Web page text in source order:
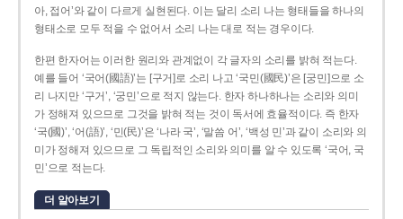
아, 접어’와 같이 다르게 실현된다. 이는 달리 소리 나는 형태들을 하나의
형태소로 모두 적을 수 없어서 소리 나는 대로 적는 경우이다.
한편 한자어는 이러한 원리와 관계없이 각 글자의 소리를 밝혀 적는다.
예를 들어 ‘국어(國語)’는 [구거]로 소리 나고 ‘국민(國民)’은 [궁민]으로 소
리 나지만 ‘구거’, ‘궁민’으로 적지 않는다. 한자 하나하나는 소리와 의미
가 정해져 있으므로 그것을 밝혀 적는 것이 독서에 효율적이다. 즉 한자
‘국(國)’, ‘어(語)’, ‘민(民)’은 ‘나라 국’, ‘말씀 어’, ‘백성 민’과 같이 소리와 의
미가 정해져 있으므로 그 독립적인 소리와 의미를 알 수 있도록 ‘국어, 국
민’으로 적는다.
더 알아보기